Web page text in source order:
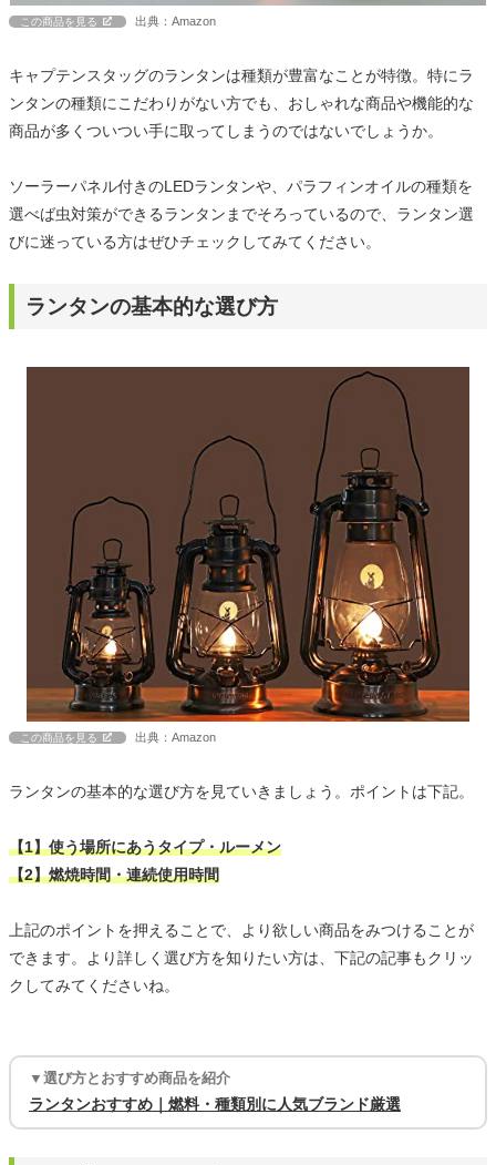
この商品を見る 出典：Amazon
キャプテンスタッグのランタンは種類が豊富なことが特徴。特にラ
ンタンの種類にこだわりがない方でも、おしゃれな商品や機能的な
商品が多くついつい手に取ってしまうのではないでしょうか。
ソーラーパネル付きのLEDランタンや、パラフィンオイルの種類を
選べば虫対策ができるランタンまでそろっているので、ランタン選
びに迷っている方はぜひチェックしてみてください。
ランタンの基本的な選び方
この商品を見る 出典：Amazon
ランタンの基本的な選び方を見ていきましょう。ポイントは下記。
【1】使う場所にあうタイプ・ルーメン
【2】燃焼時間・連続使用時間
上記のポイントを押えることで、より欲しい商品をみつけることが
できます。より詳しく選び方を知りたい方は、下記の記事もクリッ
クしてみてくださいね。
▼選び方とおすすめ商品を紹介
ランタンおすすめ｜燃料・種類別に人気ブランド厳選